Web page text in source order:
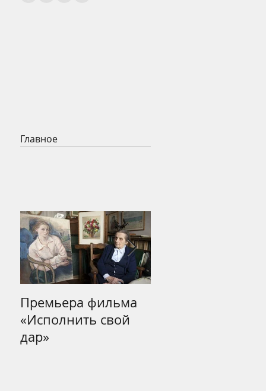
Главное
Премьера фильма
«Исполнить свой
дар»